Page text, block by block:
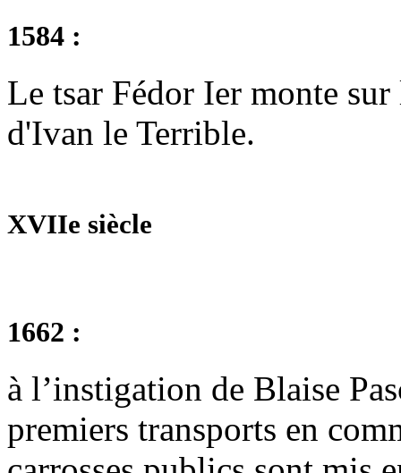
1584 :
Le tsar Fédor Ier monte
d'Ivan le Terrible.
XVIIe siècle
1662 :
à l’instigation de Blaise
premiers transports en